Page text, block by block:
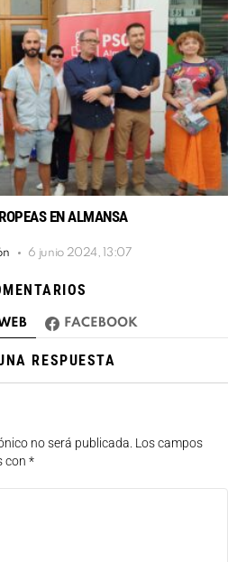
EN ALMANSA
6 junio 2024, 13:07
FACEBOOK
RESPUESTA
no será publicada. Los campos
con *